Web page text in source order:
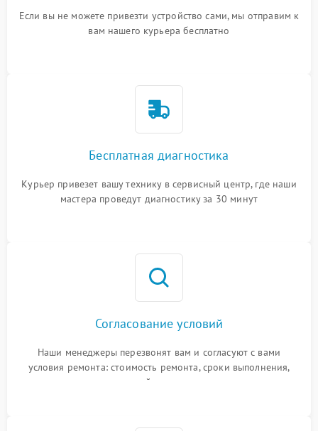
Если вы не можете привезти устройство сами, мы отправим к
вам нашего курьера бесплатно
Бесплатная диагностика
Курьер привезет вашу технику в сервисный центр, где наши
мастера проведут диагностику за 30 минут
Согласование условий
Наши менеджеры перезвонят вам и согласуют с вами
условия ремонта: стоимость ремонта, сроки выполнения,
гарантийные условия